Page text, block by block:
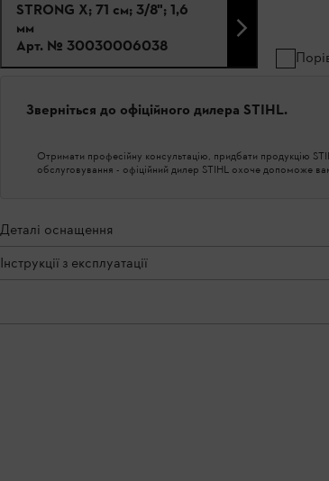
STRONG X; 71 см; 3/8"; 1,6
мм
Арт. № 30030006038
Зверніться до офіційного дилера STIHL.
Отримати професійну консультацію, придбати продукцію
обслуговування - офіційний дилер STIHL охоче допоможе
Деталі оснащення
Інструкції з експлуатації